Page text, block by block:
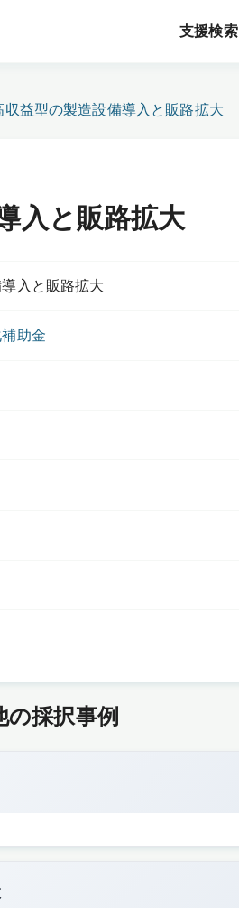
支援検索
収益型の製造設備導入と販路拡大
入と販路拡大
入と販路拡大
助金
の採択事例